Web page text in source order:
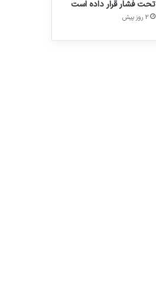
تحت فشار قرار داده است
2 روز پیش